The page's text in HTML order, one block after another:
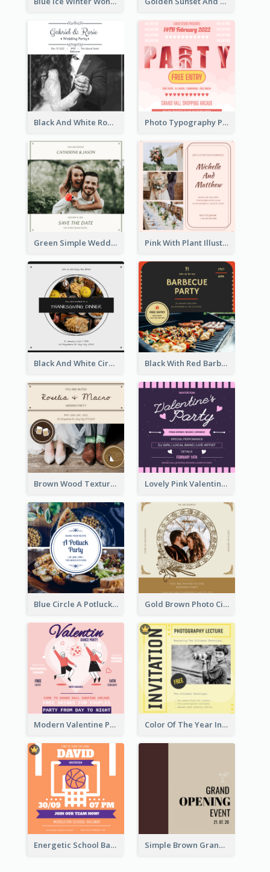
Black And White Romantic Wedding Party Photo Typography Party Invitation Design Templates
Green Simple Wedding Photo Wedding Invitation Pink With Plant Illustration Wedding Party Invitation
Black And White Circle Photo Thanksgiving Dinner Invitation Black With Red Barbecue Housewarming Invitation
Brown Wood Texture Wedding Photo Wedding Invitation Lovely Pink Valentine Celebration Invitation Design Ideas
Blue Circle A Potluck Party Invitation Gold Brown Photo Circle Wedding Invitation
Modern Valentine Party Pink Invitation Design Templates Color Of The Year Invitation Design Template
Energetic School Basketball Team Invitation Ideas Simple Brown Grand Opening Event Invitation